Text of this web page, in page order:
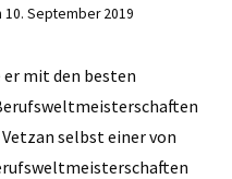
10. September 2019
mit den besten
selbst einer von